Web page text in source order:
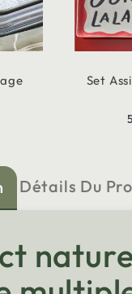
Set
Détails Du